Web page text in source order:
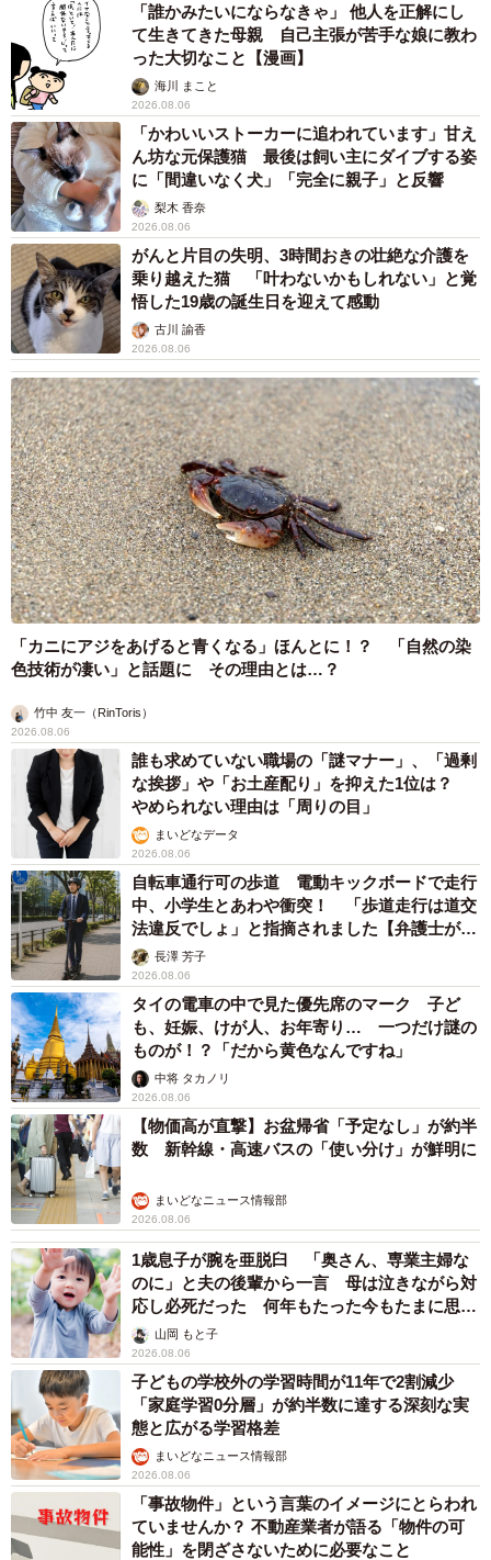
「誰かみたいにならなきゃ」 他人を正解にし
て生きてきた母親 自己主張が苦手な娘に教わ
った大切なこと【漫画】
海川 まこと
2026.08.06
「かわいいストーカーに追われています」甘え
ん坊な元保護猫 最後は飼い主にダイブする姿
に「間違いなく犬」「完全に親子」と反響
梨木 香奈
2026.08.06
がんと片目の失明、3時間おきの壮絶な介護を
乗り越えた猫 「叶わないかもしれない」と覚
悟した19歳の誕生日を迎えて感動
古川 諭香
2026.08.06
「カニにアジをあげると青くなる」ほんとに！？ 「自然の染
色技術が凄い」と話題に その理由とは…？
竹中 友一（RinToris）
2026.08.06
誰も求めていない職場の「謎マナー」、「過剰
な挨拶」や「お土産配り」を抑えた1位は？
やめられない理由は「周りの目」
まいどなデータ
2026.08.06
自転車通行可の歩道 電動キックボードで走行
中、小学生とあわや衝突！ 「歩道走行は道交
法違反でしょ」と指摘されました【弁護士が解
説】長澤 芳子
2026.08.06
タイの電車の中で見た優先席のマーク 子ど
も、妊娠、けが人、お年寄り… 一つだけ謎の
ものが！？「だから黄色なんですね」
中将 タカノリ
2026.08.06
【物価高が直撃】お盆帰省「予定なし」が約半
数 新幹線・高速バスの「使い分け」が鮮明に
まいどなニュース情報部
2026.08.06
1歳息子が腕を亜脱臼 「奥さん、専業主婦な
のに」と夫の後輩から一言 母は泣きながら対
応し必死だった 何年もたった今もたまに思い
出し…山岡 もと子
2026.08.06
子どもの学校外の学習時間が11年で2割減少
「家庭学習0分層」が約半数に達する深刻な実
態と広がる学習格差
まいどなニュース情報部
2026.08.06
「事故物件」という言葉のイメージにとらわれ
ていませんか？ 不動産業者が語る「物件の可
能性」を閉ざさないために必要なこと